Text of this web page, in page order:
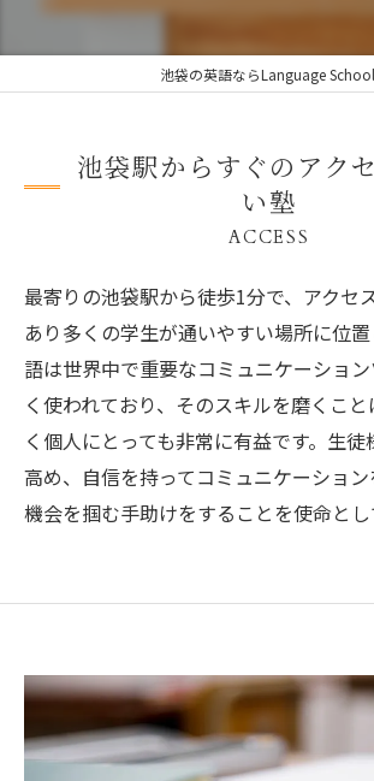
池袋の英語ならLanguage
池袋駅からすぐのアク
い塾
ACCESS
最寄りの池袋駅から徒歩1分で、アクセ
あり多くの学生が通いやすい場所に位
語は世界中で重要なコミュニケーショ
く使われており、そのスキルを磨くこ
く個人にとっても非常に有益です。生
高め、自信を持ってコミュニケーショ
機会を掴む手助けをすることを使命とし